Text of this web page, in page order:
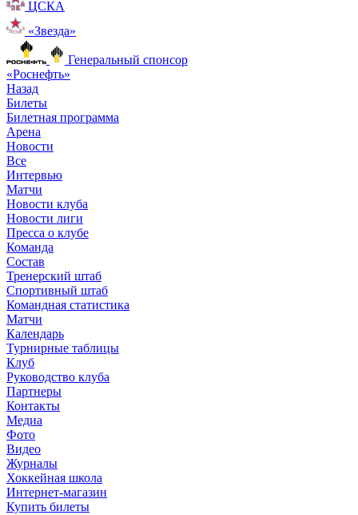
ЦСКА
«Звезда»
Генеральный спонсор
«Роснефть»
Назад
Билеты
Билетная программа
Арена
Новости
Все
Интервью
Матчи
Новости клуба
Новости лиги
Пресса о клубе
Команда
Состав
Тренерский штаб
Спортивный штаб
Командная статистика
Матчи
Календарь
Турнирные таблицы
Клуб
Руководство клуба
Партнеры
Контакты
Медиа
Фото
Видео
Журналы
Хоккейная школа
Интернет-магазин
Купить билеты